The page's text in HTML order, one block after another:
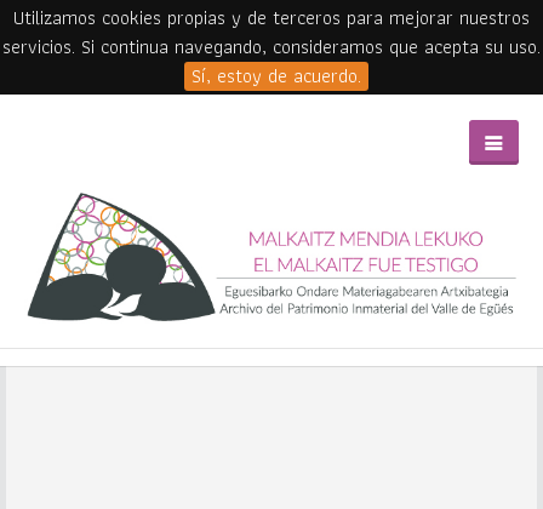
Utilizamos cookies propias y de terceros para mejorar nuestros
servicios. Si continua navegando, consideramos que acepta su uso.
Sí, estoy de acuerdo.